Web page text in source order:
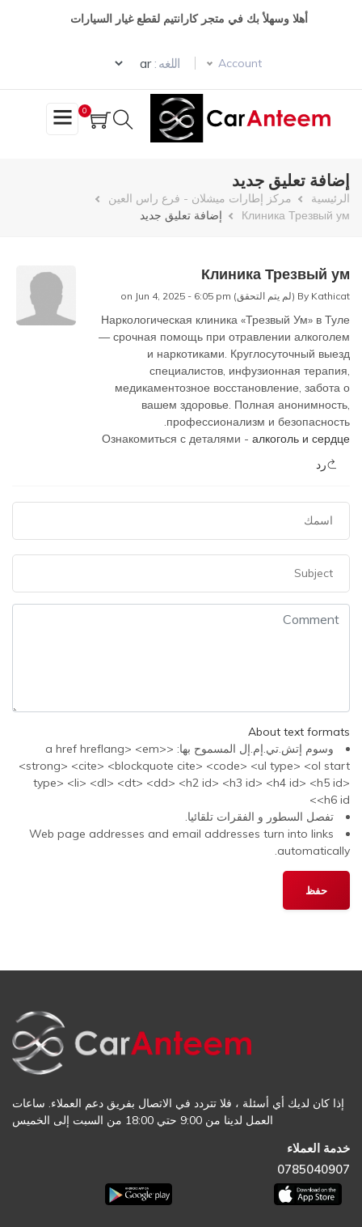
أهلا وسهلأ بك في متجر كارانتيم لقطع غيار السيارات
Account اللغه :
Select your language
0
إضافة تعليق جديد
مسار
الرئيسية
مركز إطارات ميشلان - فرع راس العين
Клиника Трезвый ум
إضافة تعليق جديد
Клиника Трезвый ум
By Kathicat (لم يتم التحقق)
Наркологическая клиника «Трезвый Ум» в Туле
— срочная помощь при отравлении алкоголем
и наркотиками. Круглосуточный выезд
специалистов, инфузионная терапия,
медикаментозное восстановление, забота о
вашем здоровье. Полная анонимность,
профессионализм и безопасность.
Ознакомиться с деталями - алкоголь и сердце
رد
About text formats
وسوم إتش.تي.إم.إل المسموح بها: <a href hreflang> <em>
<strong> <cite> <blockquote cite> <code> <ul type> <ol start
type> <li> <dl> <dt> <dd> <h2 id> <h3 id> <h4 id> <h5 id>
<h6 id>
تفصل السطور و الفقرات تلقائيا.
Web page addresses and email addresses turn into links
automatically.
إذا كان لديك أي أسئلة ، فلا تتردد في الاتصال بفريق دعم العملاء. ساعات
العمل لدينا من 9:00 حتي 18:00 من السبت إلى الخميس
خدمة العملاء
0785040907